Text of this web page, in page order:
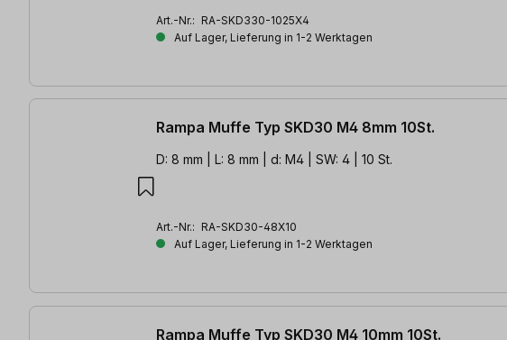
Art.-Nr.: RA-SKD330-1025X4
Auf Lager, Lieferung in 1-2 Werktagen
Rampa Muffe Typ SKD30 M4 8mm 10St.
D: 8 mm | L: 8 mm | d: M4 | SW: 4 | 10 St.
Art.-Nr.: RA-SKD30-48X10
Auf Lager, Lieferung in 1-2 Werktagen
Rampa Muffe Typ SKD30 M4 10mm 10St.